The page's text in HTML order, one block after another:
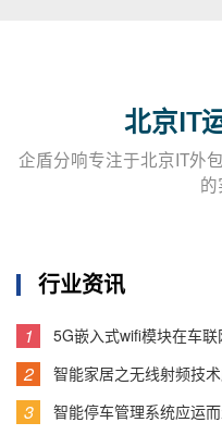
北京IT
企盾分响专注于北京IT外
行业资讯
1 5G嵌入式wifi模块在车联
2 智能家居之无线射频技
3 智能停车管理系统应运